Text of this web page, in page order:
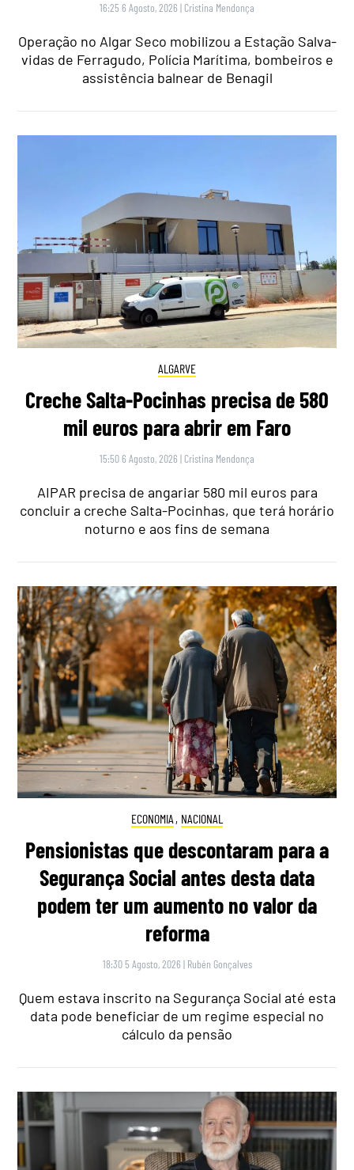
16:25 6 Agosto, 2026 | Cristina Mendonça
Operação no Algar Seco mobilizou a Estação Salva-
vidas de Ferragudo, Polícia Marítima, bombeiros e
assistência balnear de Benagil
ALGARVE
Creche Salta-Pocinhas precisa de 580
mil euros para abrir em Faro
15:50 6 Agosto, 2026 | Cristina Mendonça
AIPAR precisa de angariar 580 mil euros para
concluir a creche Salta-Pocinhas, que terá horário
noturno e aos fins de semana
ECONOMIA , NACIONAL
Pensionistas que descontaram para a
Segurança Social antes desta data
podem ter um aumento no valor da
reforma
18:30 5 Agosto, 2026 | Rubén Gonçalves
Quem estava inscrito na Segurança Social até esta
data pode beneficiar de um regime especial no
cálculo da pensão